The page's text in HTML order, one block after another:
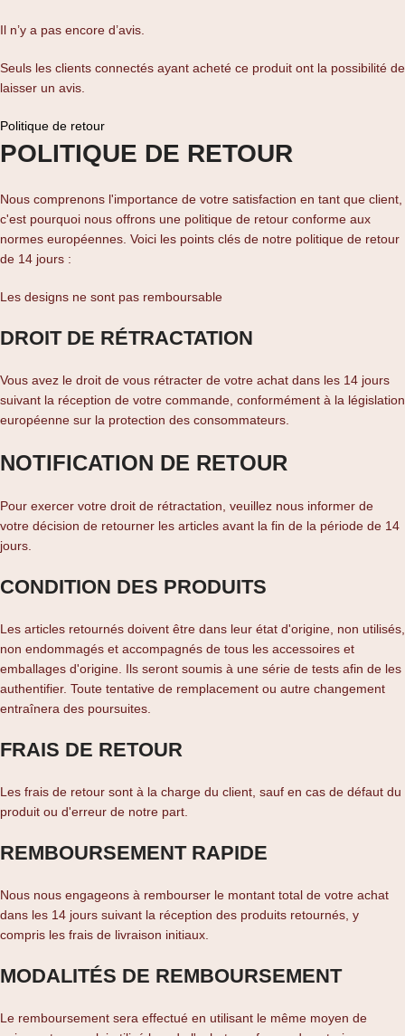
Il n’y a pas encore d’avis.
Seuls les clients connectés ayant acheté ce produit ont la possibilité de
laisser un avis.
Politique de retour
POLITIQUE DE RETOUR
Nous comprenons l'importance de votre satisfaction en tant que client,
c'est pourquoi nous offrons une politique de retour conforme aux
normes européennes. Voici les points clés de notre politique de retour
de 14 jours :
Les designs ne sont pas remboursable
DROIT DE RÉTRACTATION
Vous avez le droit de vous rétracter de votre achat dans les 14 jours
suivant la réception de votre commande, conformément à la législation
européenne sur la protection des consommateurs.
NOTIFICATION DE RETOUR
Pour exercer votre droit de rétractation, veuillez nous informer de
votre décision de retourner les articles avant la fin de la période de 14
jours.
CONDITION DES PRODUITS
Les articles retournés doivent être dans leur état d'origine, non utilisés,
non endommagés et accompagnés de tous les accessoires et
emballages d'origine. Ils seront soumis à une série de tests afin de les
authentifier. Toute tentative de remplacement ou autre changement
entraînera des poursuites.
FRAIS DE RETOUR
Les frais de retour sont à la charge du client, sauf en cas de défaut du
produit ou d'erreur de notre part.
REMBOURSEMENT RAPIDE
Nous nous engageons à rembourser le montant total de votre achat
dans les 14 jours suivant la réception des produits retournés, y
compris les frais de livraison initiaux.
MODALITÉS DE REMBOURSEMENT
Le remboursement sera effectué en utilisant le même moyen de